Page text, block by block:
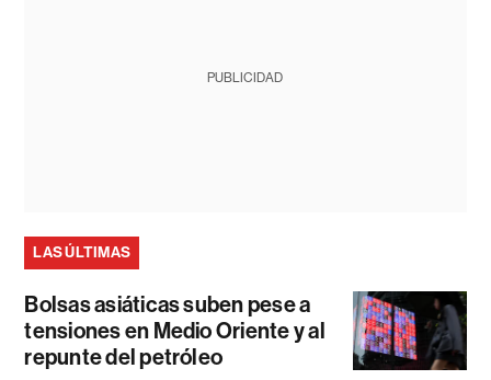
PUBLICIDAD
LAS ÚLTIMAS
Bolsas asiáticas suben pese a
tensiones en Medio Oriente y al
repunte del petróleo